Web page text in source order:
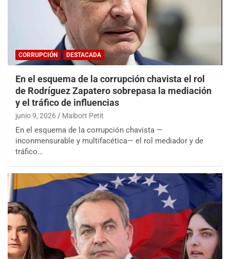
CORRUPCIÓN DESTACADA
En el esquema de la corrupción chavista el rol
de Rodríguez Zapatero sobrepasa la mediación
y el tráfico de influencias
junio 9, 2026 Maibort Petit
En el esquema de la corrupción chavista —
inconmensurable y multifacética— el rol mediador y de
tráfico…